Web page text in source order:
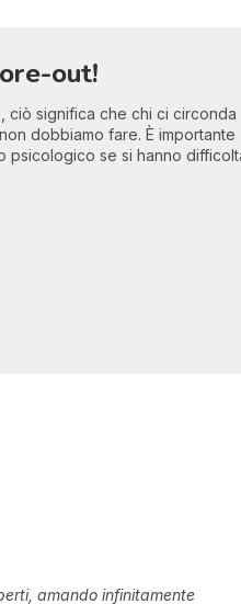
out!
ciò significa che chi ci circonda
dobbiamo fare. È importante
psicologico se si hanno
amando infinitamente